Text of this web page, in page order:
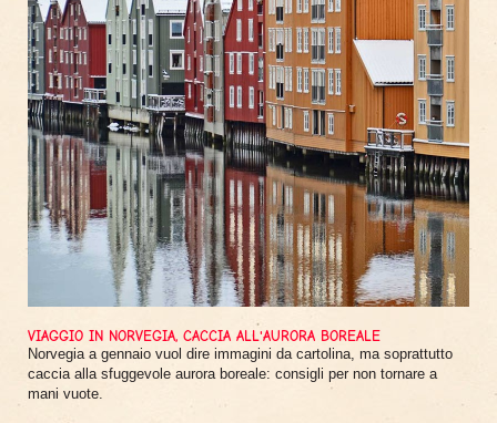
VIAGGIO IN NORVEGIA, CACCIA ALL'AURORA BOREALE
Norvegia a gennaio vuol dire immagini da cartolina, ma soprattutto
caccia alla sfuggevole aurora boreale: consigli per non tornare a
mani vuote.